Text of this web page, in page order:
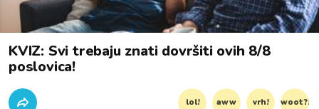
KVIZ: Svi trebaju znati dovršiti ovih 8/8
poslovica!
lol! aww vrh! woot?!